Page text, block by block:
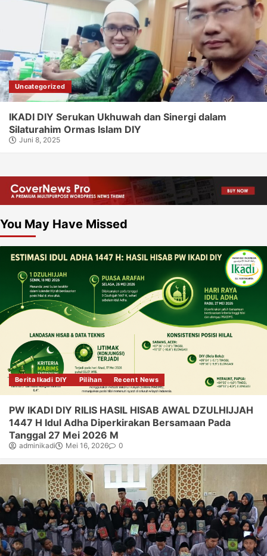
Uncategorized
IKADI DIY Serukan Ukhuwah dan Sinergi dalam
Silaturahim Ormas Islam DIY
Juni 8, 2025
You May Have Missed
Berita Ikadi DIY Pilihan Recent News
PW IKADI DIY RILIS HASIL HISAB AWAL DZULHIJJAH
1447 H Idul Adha Diperkirakan Bersamaan Pada
Tanggal 27 Mei 2026 M
adminikadi Mei 16, 2026 0